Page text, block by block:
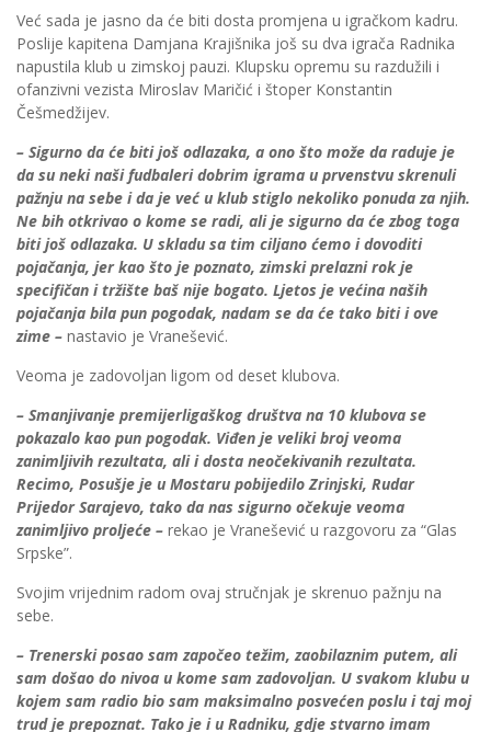
Već sada je jasno da će biti dosta promjena u igračkom kadru.
Poslije kapitena Damjana Krajišnika još su dva igrača Radnika
napustila klub u zimskoj pauzi. Klupsku opremu su razdužili i
ofanzivni vezista Miroslav Maričić i štoper Konstantin
Češmedžijev.
– Sigurno da će biti još odlazaka, a ono što može da raduje je
da su neki naši fudbaleri dobrim igrama u prvenstvu skrenuli
pažnju na sebe i da je već u klub stiglo nekoliko ponuda za njih.
Ne bih otkrivao o kome se radi, ali je sigurno da će zbog toga
biti još odlazaka. U skladu sa tim ciljano ćemo i dovoditi
pojačanja, jer kao što je poznato, zimski prelazni rok je
specifičan i tržište baš nije bogato. Ljetos je većina naših
pojačanja bila pun pogodak, nadam se da će tako biti i ove
zime – nastavio je Vranešević.
Veoma je zadovoljan ligom od deset klubova.
– Smanjivanje premijerligaškog društva na 10 klubova se
pokazalo kao pun pogodak. Viđen je veliki broj veoma
zanimljivih rezultata, ali i dosta neočekivanih rezultata.
Recimo, Posušje je u Mostaru pobijedilo Zrinjski, Rudar
Prijedor Sarajevo, tako da nas sigurno očekuje veoma
zanimljivo proljeće – rekao je Vranešević u razgovoru za “Glas
Srpske”.
Svojim vrijednim radom ovaj stručnjak je skrenuo pažnju na
sebe.
– Trenerski posao sam započeo težim, zaobilaznim putem, ali
sam došao do nivoa u kome sam zadovoljan. U svakom klubu u
kojem sam radio bio sam maksimalno posvećen poslu i taj moj
trud je prepoznat. Tako je i u Radniku, gdje stvarno imam